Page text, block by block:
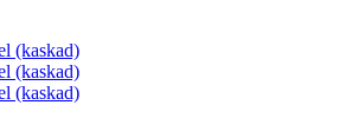
(kaskad)
(kaskad)
(kaskad)